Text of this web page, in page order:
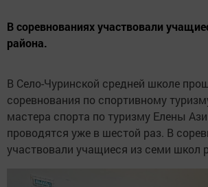
В соревнованиях участвовали
района.
В Село-Чуринской средней школе
соревнования по спортивному
мастера спорта по туризму Елены
проводятся уже в шестой раз. В
участвовали учащиеся из семи школ